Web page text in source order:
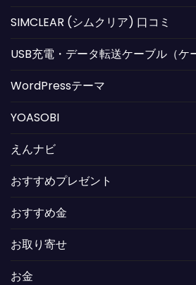
SIMCLEAR (シムクリア) 口コミ
USB充電・データ転送ケーブル（ケ
WordPressテーマ
YOASOBI
えんナビ
おすすめプレゼント
おすすめ金
お取り寄せ
お金